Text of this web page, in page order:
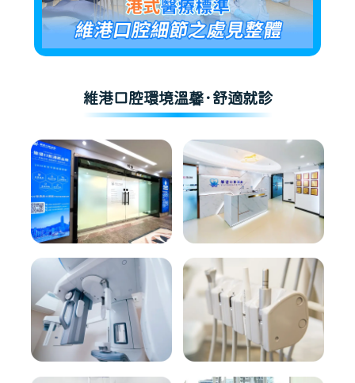
維港口腔環境溫馨·舒適就診